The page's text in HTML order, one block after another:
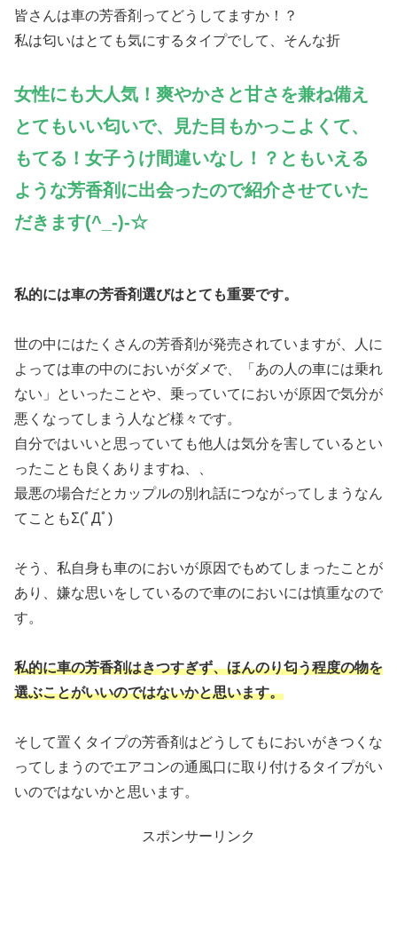
皆さんは車の芳香剤ってどうしてますか！？
私は匂いはとても気にするタイプでして、そんな折
女性にも大人気！爽やかさと甘さを兼ね備え
とてもいい匂いで、見た目もかっこよくて、
もてる！女子うけ間違いなし！？ともいえる
ような芳香剤に出会ったので紹介させていた
だきます(^_-)-☆
私的には車の芳香剤選びはとても重要です。
世の中にはたくさんの芳香剤が発売されていますが、人に
よっては車の中のにおいがダメで、「あの人の車には乗れ
ない」といったことや、乗っていてにおいが原因で気分が
悪くなってしまう人など様々です。
自分ではいいと思っていても他人は気分を害しているとい
ったことも良くありますね、、
最悪の場合だとカップルの別れ話につながってしまうなん
てこともΣ(ﾟДﾟ)
そう、私自身も車のにおいが原因でもめてしまったことが
あり、嫌な思いをしているので車のにおいには慎重なので
す。
私的に車の芳香剤はきつすぎず、ほんのり匂う程度の物を
選ぶことがいいのではないかと思います。
そして置くタイプの芳香剤はどうしてもにおいがきつくな
ってしまうのでエアコンの通風口に取り付けるタイプがい
いのではないかと思います。
スポンサーリンク